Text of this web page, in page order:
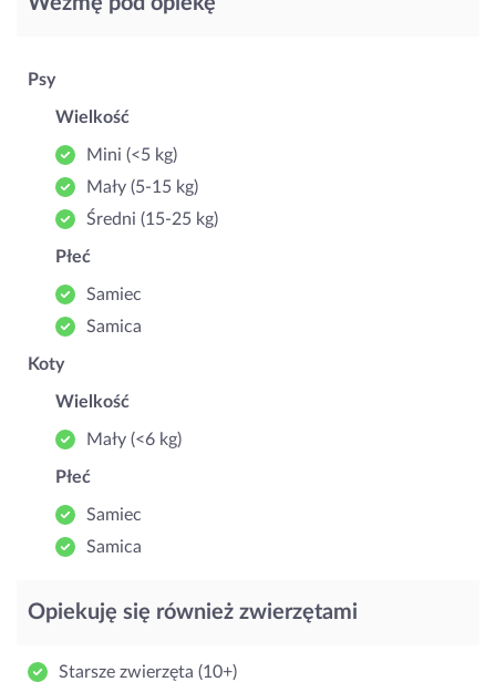
Psy
Wielkość
Mini (<5 kg)
Mały (5‑15 kg)
Średni (15‑25 kg)
Płeć
Samiec
Samica
Koty
Wielkość
Mały (<6 kg)
Płeć
Samiec
Samica
Opiekuję się również zwierzętami
Starsze zwierzęta (10+)